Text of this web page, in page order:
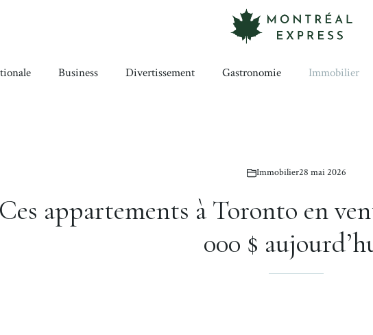
Business Divertissement Gastronomie Immobilier
Immobilier28 mai 2026
Ces appartements à Toronto en
000 $